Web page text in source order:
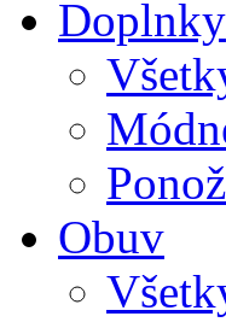
Doplnky
Obuv